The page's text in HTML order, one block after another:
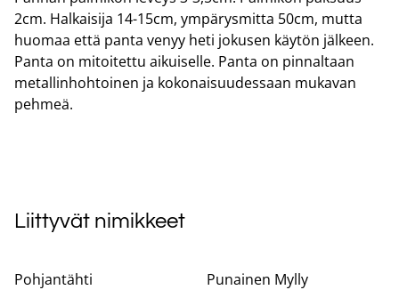
2cm. Halkaisija 14-15cm, ympärysmitta 50cm, mutta
huomaa että panta venyy heti jokusen käytön jälkeen.
Panta on mitoitettu aikuiselle. Panta on pinnaltaan
metallinhohtoinen ja kokonaisuudessaan mukavan
pehmeä.
Liittyvät nimikkeet
Pohjantähti
Punainen Mylly